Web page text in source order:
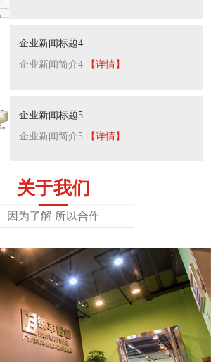
企业新闻标题4
企业新闻简介4
【详情】
企业新闻标题5
企业新闻简介5
【详情】
关于我们
因为了解 所以合作